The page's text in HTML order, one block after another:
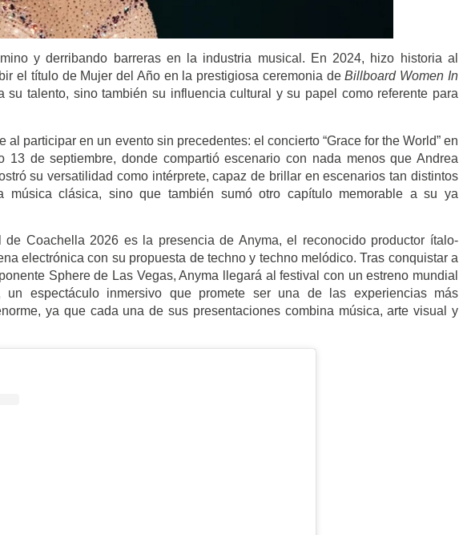
y derribando barreras en la industria musical. En 2024, hizo historia al
el título de Mujer del Año en la prestigiosa ceremonia deBillboard Women In
su talento, sino también su influencia cultural y su papel como referente para
participar en un evento sin precedentes: el concierto “Grace for the World” en
13 de septiembre, donde compartió escenario con nada menos que Andrea
su versatilidad como intérprete, capaz de brillar en escenarios tan distintos
clásica, sino que también sumó otro capítulo memorable a su ya
Coachella 2026 es la presencia de Anyma, el reconocido productor ítalo-
electrónica con su propuesta de techno y techno melódico. Tras conquistar a
Sphere de Las Vegas, Anyma llegará al festival con un estreno mundial
un espectáculo inmersivo que promete ser una de las experiencias más
ya que cada una de sus presentaciones combina música, arte visual y